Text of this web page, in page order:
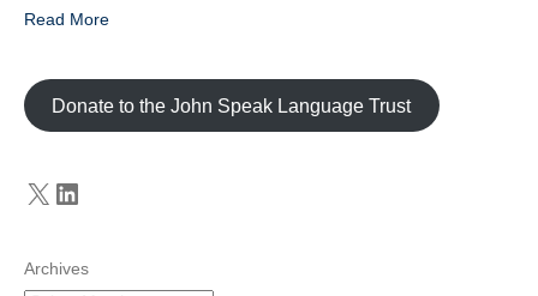
Read More
Donate to the John Speak Language Trust
X LinkedIn
Archives